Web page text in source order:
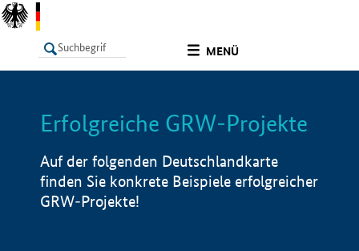
MENÜ
LISTE Info
Erfolgreiche GRW-Projekte
Auf der folgenden Deutschlandkarte
finden Sie konkrete Beispiele erfolgreicher
GRW-Projekte!